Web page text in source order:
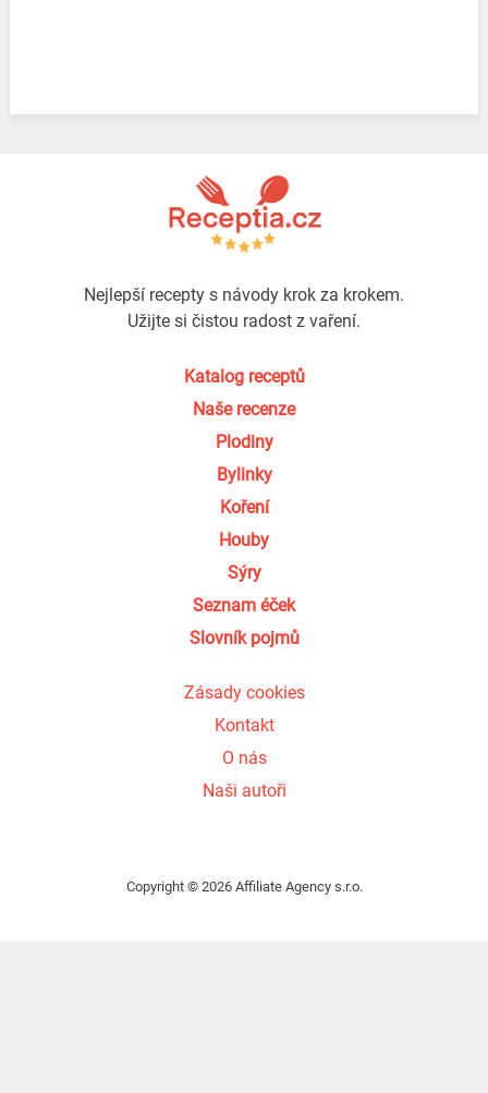
Nejlepší recepty s návody krok za krokem.
Užijte si čistou radost z vaření.
Katalog receptů
Naše recenze
Plodiny
Bylinky
Koření
Houby
Sýry
Seznam éček
Slovník pojmů
Zásady cookies
Kontakt
O nás
Naši autoři
Copyright © 2026 Affiliate Agency s.r.o.